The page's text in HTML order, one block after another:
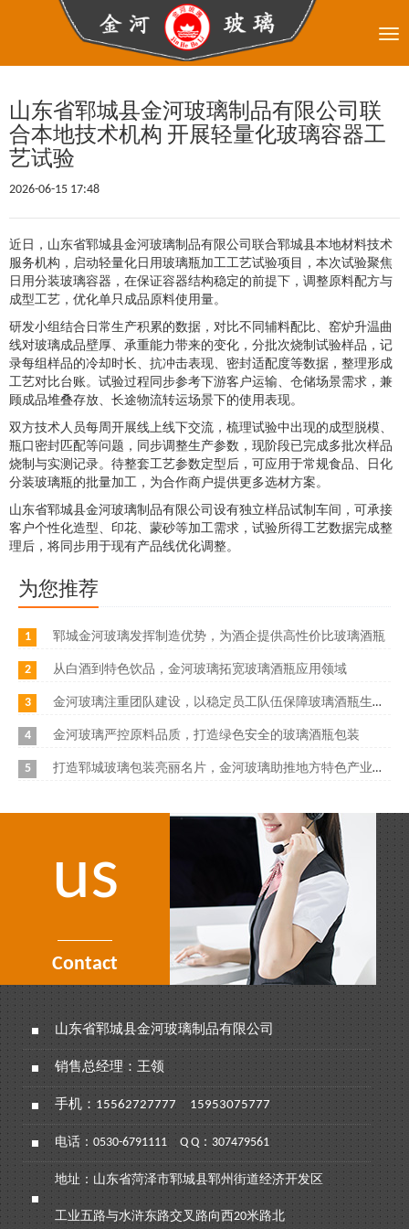
山东省郓城县金河玻璃制品有限公司联
合本地技术机构 开展轻量化玻璃容器工
艺试验
2026-06-15 17:48
近日，山东省郓城县金河玻璃制品有限公司联合郓城县本地材料技术
服务机构，启动轻量化日用玻璃瓶加工工艺试验项目，本次试验聚焦
日用分装玻璃容器，在保证容器结构稳定的前提下，调整原料配方与
成型工艺，优化单只成品原料使用量。
研发小组结合日常生产积累的数据，对比不同辅料配比、窑炉升温曲
线对玻璃成品壁厚、承重能力带来的变化，分批次烧制试验样品，记
录每组样品的冷却时长、抗冲击表现、密封适配度等数据，整理形成
工艺对比台账。试验过程同步参考下游客户运输、仓储场景需求，兼
顾成品堆叠存放、长途物流转运场景下的使用表现。
双方技术人员每周开展线上线下交流，梳理试验中出现的成型脱模、
瓶口密封匹配等问题，同步调整生产参数，现阶段已完成多批次样品
烧制与实测记录。待整套工艺参数定型后，可应用于常规食品、日化
分装玻璃瓶的批量加工，为合作商户提供更多选材方案。
山东省郓城县金河玻璃制品有限公司设有独立样品试制车间，可承接
客户个性化造型、印花、蒙砂等加工需求，试验所得工艺数据完成整
理后，将同步用于现有产品线优化调整。
为您推荐
1 郓城金河玻璃发挥制造优势，为酒企提供高性价比玻璃酒瓶
2 从白酒到特色饮品，金河玻璃拓宽玻璃酒瓶应用领域
3 金河玻璃注重团队建设，以稳定员工队伍保障玻璃酒瓶生产质量
4 金河玻璃严控原料品质，打造绿色安全的玻璃酒瓶包装
5 打造郓城玻璃包装亮丽名片，金河玻璃助推地方特色产业发展
us
Contact
山东省郓城县金河玻璃制品有限公司
销售总经理：王领
手机：15562727777 15953075777
电话： 0530-6791111Q Q：307479561
地址：山东省菏泽市郓城县郓州街道经济开发区
工业五路与水浒东路交叉路向西20米路北